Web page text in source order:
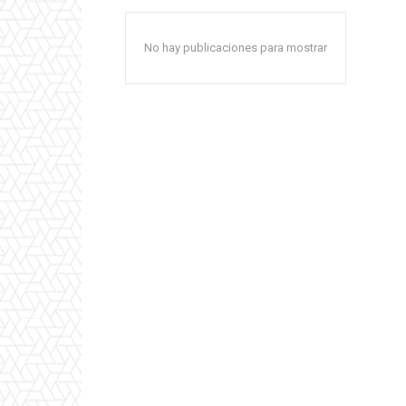
No hay publicaciones para mostrar